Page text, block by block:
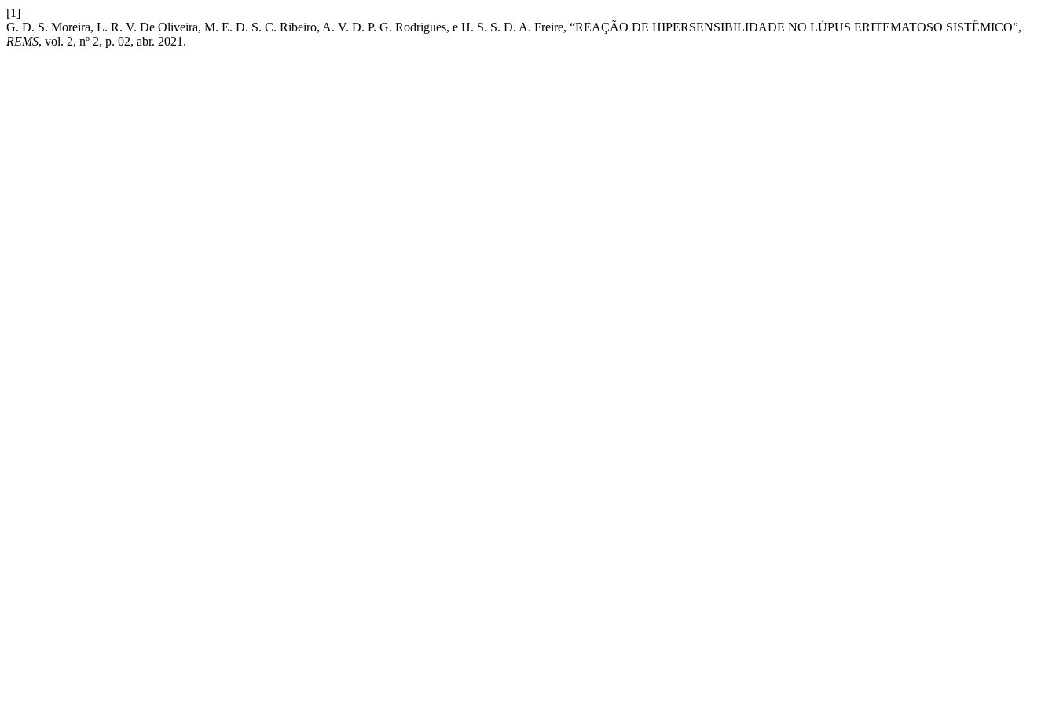
[1]
G. D. S. Moreira, L. R. V. De Oliveira, M. E. D. S. C. Ribeiro, A. V. D. P. G. Rodrigues, e H. S. S. D. A. Freire, “REAÇÃO DE HIPERSENSIBILIDADE NO LÚPUS ERITEMATOSO SISTÊMICO”,
REMS, vol. 2, nº 2, p. 02, abr. 2021.